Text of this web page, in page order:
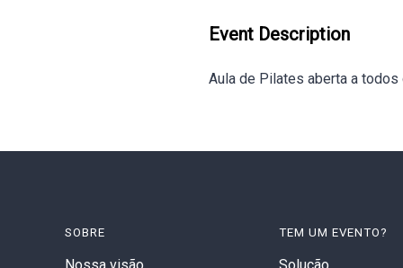
Event Description
Aula de Pilates aberta a
SOBRE TEM UM EVENTO?